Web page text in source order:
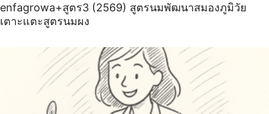
enfagrowa+สูตร3 (2569) สูตรนมพัฒนาสมองภูมิวัย
เตาะแตะสูตรนมผง